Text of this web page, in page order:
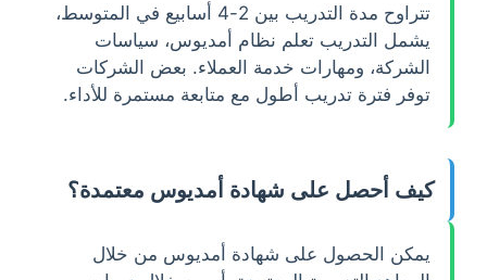
تتراوح مدة التدريب بين 2-4 أسابيع في المتوسط،
يشمل التدريب تعلم نظام أمديوس، سياسات
الشركة، ومهارات خدمة العملاء. بعض الشركات
توفر فترة تدريب أطول مع متابعة مستمرة للأداء.
كيف أحصل على شهادة أمديوس معتمدة؟
يمكن الحصول على شهادة أمديوس من خلال